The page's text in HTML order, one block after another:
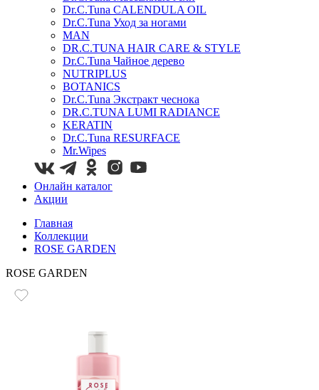
Dr.C.Tuna CALENDULA OIL
Dr.C.Tuna Уход за ногами
MAN
DR.C.TUNA HAIR CARE & STYLE
Dr.C.Tuna Чайное дерево
NUTRIPLUS
BOTANICS
Dr.C.Tuna Экстракт чеснока
DR.C.TUNA LUMI RADIANCE
KERATIN
Dr.C.Tuna RESURFACE
Mr.Wipes
Онлайн каталог
Акции
Главная
Коллекции
ROSE GARDEN
ROSE GARDEN